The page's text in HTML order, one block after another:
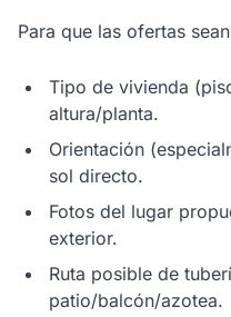
Para que las ofertas
Tipo de vivienda
altura/planta.
Orientación
sol directo.
Fotos del lugar
exterior.
Ruta posible de
patio/balcón/azotea.